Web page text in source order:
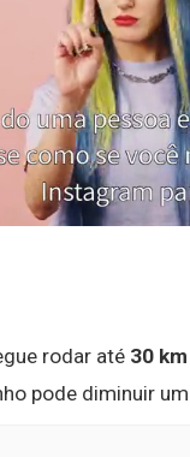
rodar até 30
pode diminuir